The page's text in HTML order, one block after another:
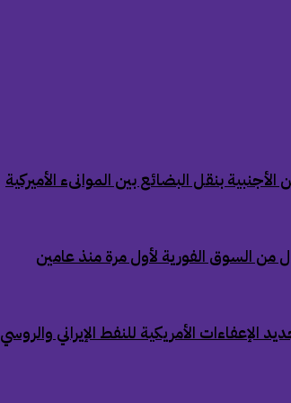
بنقل البضائع بين الموانىء الأميركية
السوق الفورية لأول مرة منذ عامين
الإعفاءات الأمريكية للنفط الإيراني والروسي